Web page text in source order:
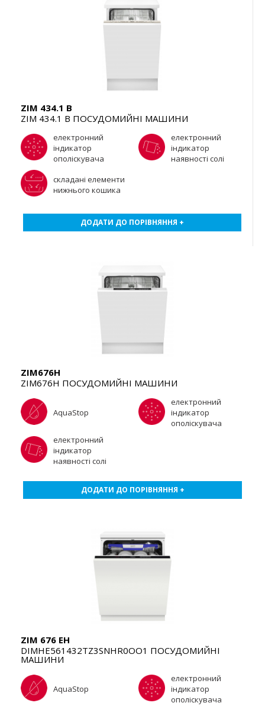
ZIM 434.1 B
ZIM 434.1 B ПОСУДОМИЙНІ МАШИНИ
електронний
індикатор
ополіскувача
електронний
індикатор
наявності солі
складані елементи
нижнього кошика
ДОДАТИ ДО ПОРІВНЯННЯ +
ZIM676H
ZIM676H ПОСУДОМИЙНІ МАШИНИ
AquaStop
електронний
індикатор
ополіскувача
електронний
індикатор
наявності солі
ДОДАТИ ДО ПОРІВНЯННЯ +
ZIM 676 EH
DIMHE561432TZ3SNHR0OO1 ПОСУДОМИЙНІ
МАШИНИ
AquaStop
електронний
індикатор
ополіскувача